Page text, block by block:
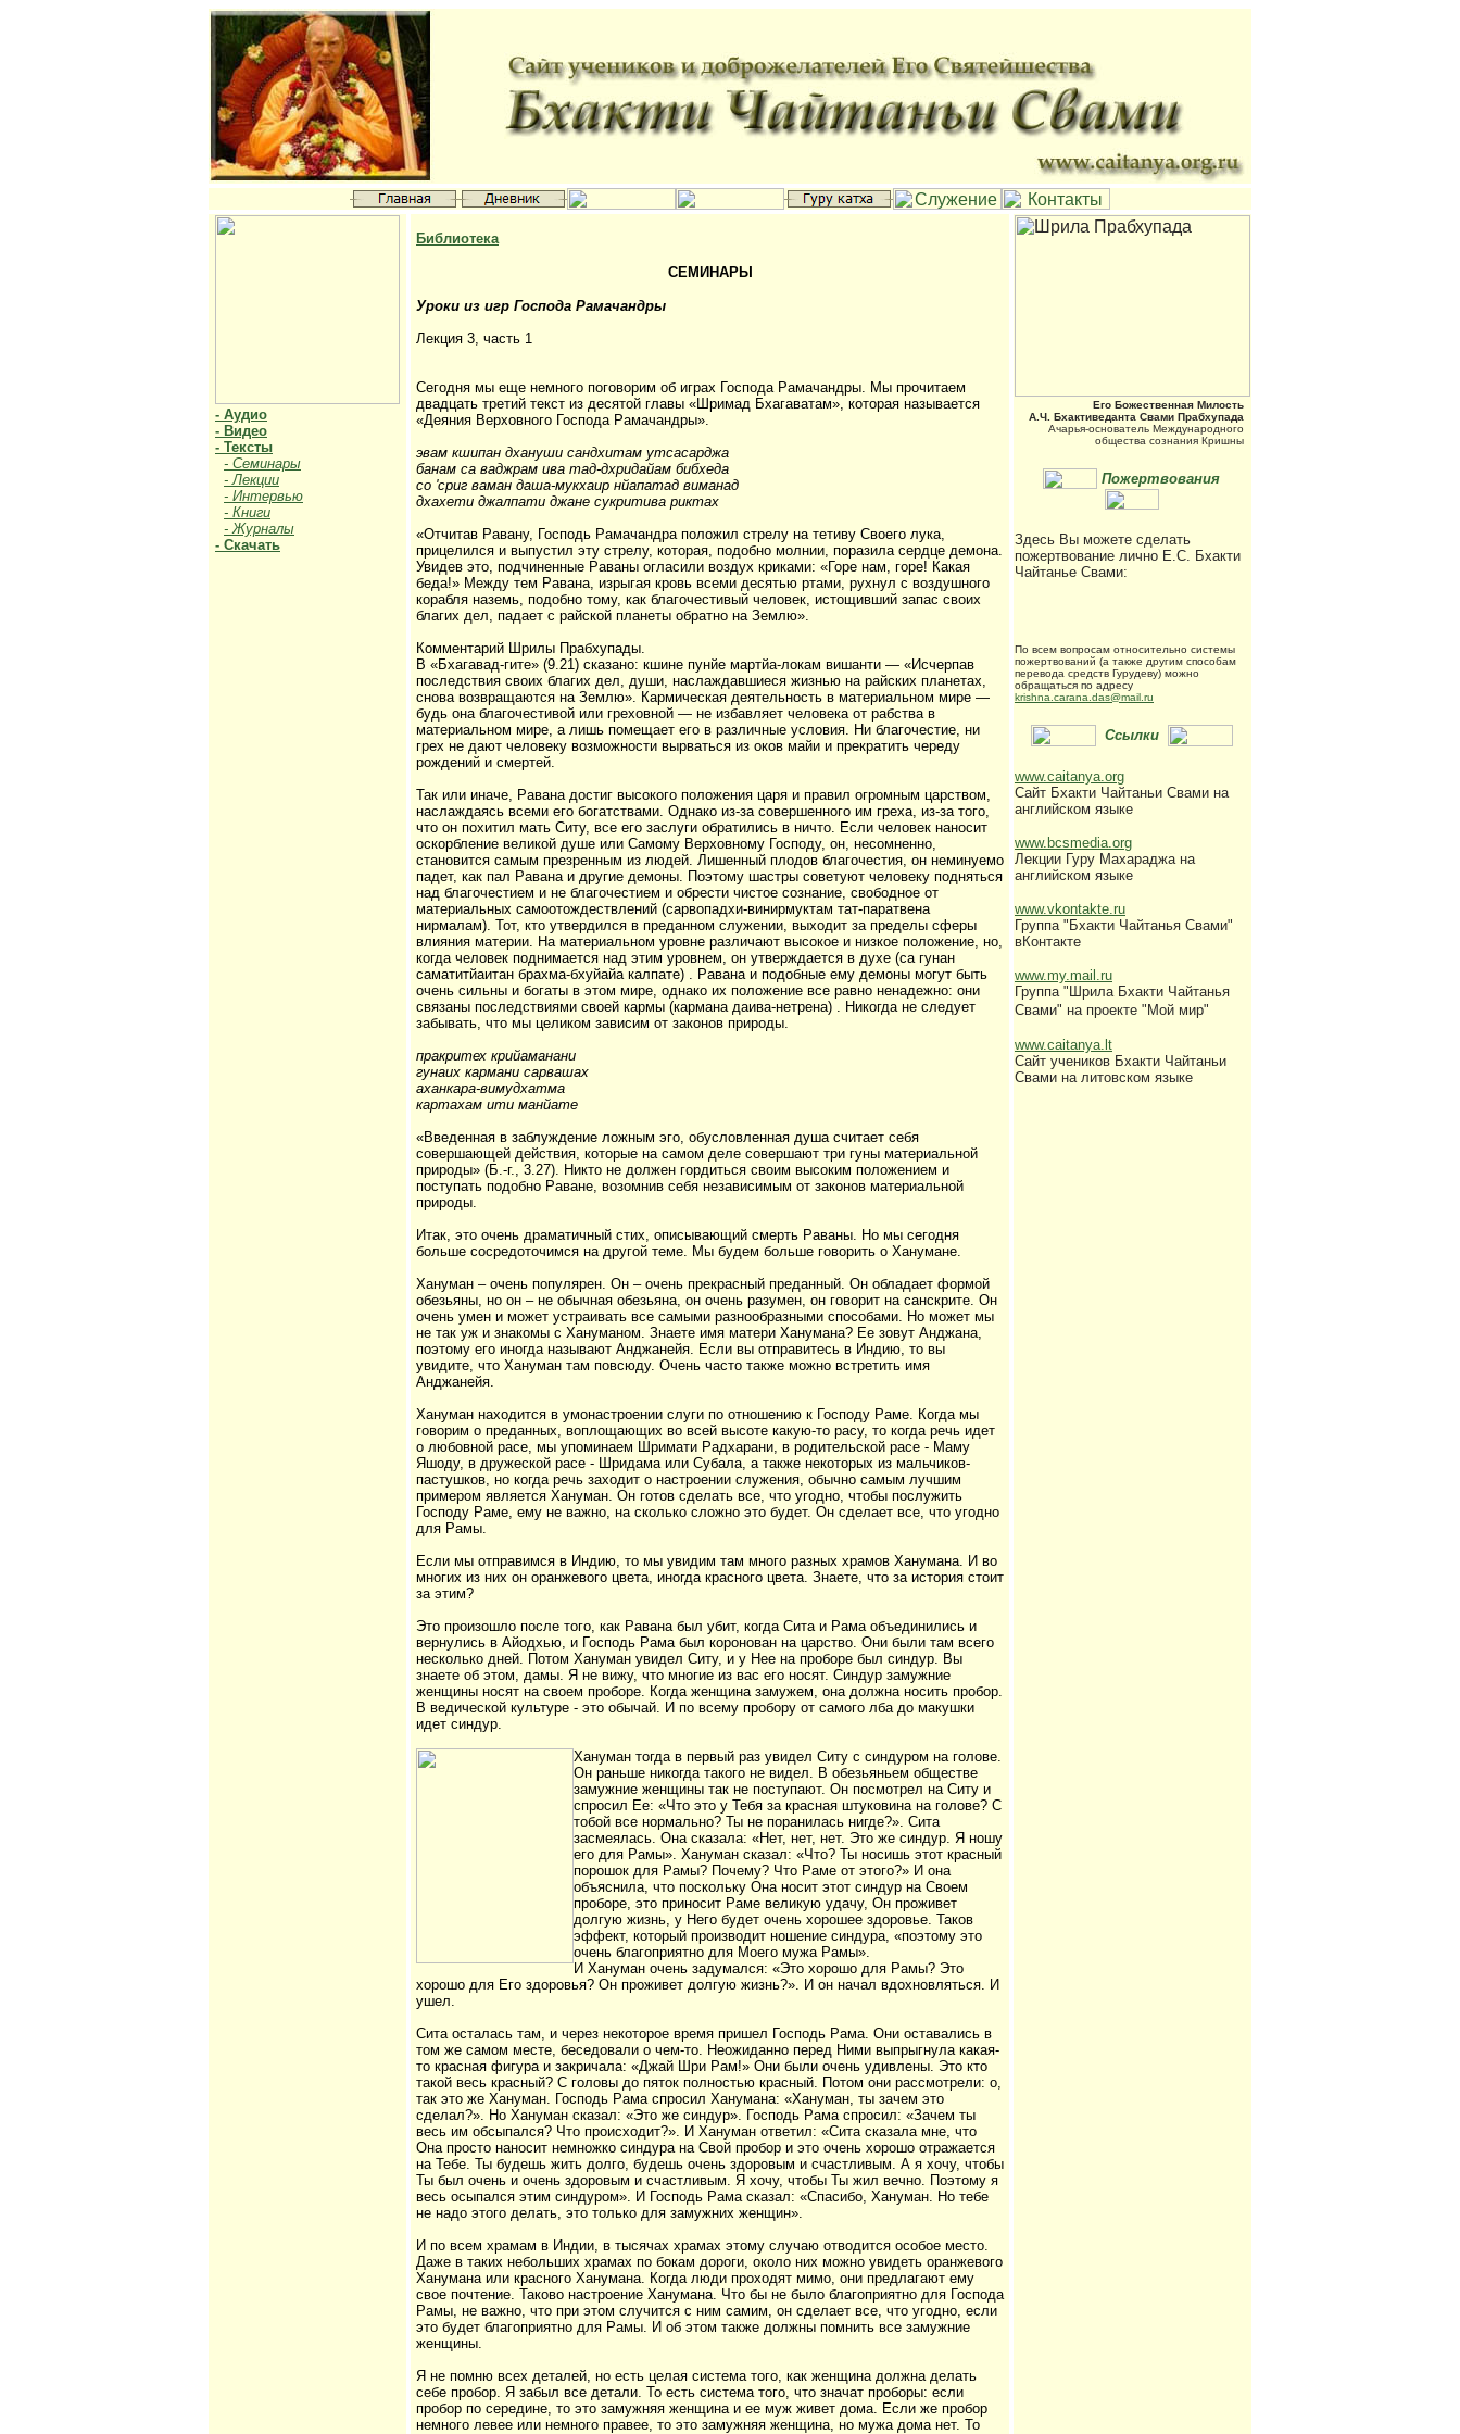
- Аудио
- Видео
- Тексты
- Семинары
- Лекции
- Интервью
- Книги
- Журналы
- Скачать
Библиотека
СЕМИНАРЫ
Уроки из игр Господа Рамачандры
Лекция 3, часть 1
Сегодня мы еще немного поговорим об играх Господа Рамачандры. Мы прочитаем
двадцать третий текст из десятой главы «Шримад Бхагаватам», которая называется
«Деяния Верховного Господа Рамачандры».
эвам кшипан дхануши сандхитам утсасарджа
банам са ваджрам ива тад-дхридайам бибхеда
со 'сриг ваман даша-мукхаир нйапатад виманад
дхахети джалпати джане сукритива риктах
«Отчитав Равану, Господь Рамачандра положил стрелу на тетиву Своего лука,
прицелился и выпустил эту стрелу, которая, подобно молнии, поразила сердце демона.
Увидев это, подчиненные Раваны огласили воздух криками: «Горе нам, горе! Какая
беда!» Между тем Равана, изрыгая кровь всеми десятью ртами, рухнул с воздушного
корабля наземь, подобно тому, как благочестивый человек, истощивший запас своих
благих дел, падает с райской планеты обратно на Землю».
Комментарий Шрилы Прабхупады.
В «Бхагавад-гите» (9.21) сказано: кшине пунйе мартйа-локам вишанти — «Исчерпав
последствия своих благих дел, души, наслаждавшиеся жизнью на райских планетах,
снова возвращаются на Землю». Кармическая деятельность в материальном мире —
будь она благочестивой или греховной — не избавляет человека от рабства в
материальном мире, а лишь помещает его в различные условия. Ни благочестие, ни
грех не дают человеку возможности вырваться из оков майи и прекратить череду
рождений и смертей.
Так или иначе, Равана достиг высокого положения царя и правил огромным царством,
наслаждаясь всеми его богатствами. Однако из-за совершенного им греха, из-за того,
что он похитил мать Ситу, все его заслуги обратились в ничто. Если человек наносит
оскорбление великой душе или Самому Верховному Господу, он, несомненно,
становится самым презренным из людей. Лишенный плодов благочестия, он неминуемо
падет, как пал Равана и другие демоны. Поэтому шастры советуют человеку подняться
над благочестием и не благочестием и обрести чистое сознание, свободное от
материальных самоотождествлений (сарвопадхи-винирмуктам тат-паратвена
нирмалам). Тот, кто утвердился в преданном служении, выходит за пределы сферы
влияния материи. На материальном уровне различают высокое и низкое положение, но,
когда человек поднимается над этим уровнем, он утверждается в духе (са гунан
саматитйаитан брахма-бхуйайа калпате) . Равана и подобные ему демоны могут быть
очень сильны и богаты в этом мире, однако их положение все равно ненадежно: они
связаны последствиями своей кармы (кармана даива-нетрена) . Никогда не следует
забывать, что мы целиком зависим от законов природы.
пракритех крийаманани
гунаих кармани сарвашах
аханкара-вимудхатма
картахам ити манйате
«Введенная в заблуждение ложным эго, обусловленная душа считает себя
совершающей действия, которые на самом деле совершают три гуны материальной
природы» (Б.-г., 3.27). Никто не должен гордиться своим высоким положением и
поступать подобно Раване, возомнив себя независимым от законов материальной
природы.
Итак, это очень драматичный стих, описывающий смерть Раваны. Но мы сегодня
больше сосредоточимся на другой теме. Мы будем больше говорить о Ханумане.
Хануман – очень популярен. Он – очень прекрасный преданный. Он обладает формой
обезьяны, но он – не обычная обезьяна, он очень разумен, он говорит на санскрите. Он
очень умен и может устраивать все самыми разнообразными способами. Но может мы
не так уж и знакомы с Хануманом. Знаете имя матери Ханумана? Ее зовут Анджана,
поэтому его иногда называют Анджанейя. Если вы отправитесь в Индию, то вы
увидите, что Хануман там повсюду. Очень часто также можно встретить имя
Анджанейя.
Хануман находится в умонастроении слуги по отношению к Господу Раме. Когда мы
говорим о преданных, воплощающих во всей высоте какую-то расу, то когда речь идет
о любовной расе, мы упоминаем Шримати Радхарани, в родительской расе - Маму
Яшоду, в дружеской расе - Шридама или Субала, а также некоторых из мальчиков-
пастушков, но когда речь заходит о настроении служения, обычно самым лучшим
примером является Хануман. Он готов сделать все, что угодно, чтобы послужить
Господу Раме, ему не важно, на сколько сложно это будет. Он сделает все, что угодно
для Рамы.
Если мы отправимся в Индию, то мы увидим там много разных храмов Ханумана. И во
многих из них он оранжевого цвета, иногда красного цвета. Знаете, что за история стоит
за этим?
Это произошло после того, как Равана был убит, когда Сита и Рама объединились и
вернулись в Айодхью, и Господь Рама был коронован на царство. Они были там всего
несколько дней. Потом Хануман увидел Ситу, и у Нее на проборе был синдур. Вы
знаете об этом, дамы. Я не вижу, что многие из вас его носят. Синдур замужние
женщины носят на своем проборе. Когда женщина замужем, она должна носить пробор.
В ведической культуре - это обычай. И по всему пробору от самого лба до макушки
идет синдур.
Хануман тогда в первый раз увидел Ситу с синдуром на голове.
Он раньше никогда такого не видел. В обезьяньем обществе
замужние женщины так не поступают. Он посмотрел на Ситу и
спросил Ее: «Что это у Тебя за красная штуковина на голове? С
тобой все нормально? Ты не поранилась нигде?». Сита
засмеялась. Она сказала: «Нет, нет, нет. Это же синдур. Я ношу
его для Рамы». Хануман сказал: «Что? Ты носишь этот красный
порошок для Рамы? Почему? Что Раме от этого?» И она
объяснила, что поскольку Она носит этот синдур на Своем
проборе, это приносит Раме великую удачу, Он проживет
долгую жизнь, у Него будет очень хорошее здоровье. Таков
эффект, который производит ношение синдура, «поэтому это
очень благоприятно для Моего мужа Рамы».
И Хануман очень задумался: «Это хорошо для Рамы? Это
хорошо для Его здоровья? Он проживет долгую жизнь?». И он начал вдохновляться. И
ушел.
Сита осталась там, и через некоторое время пришел Господь Рама. Они оставались в
том же самом месте, беседовали о чем-то. Неожиданно перед Ними выпрыгнула какая-
то красная фигура и закричала: «Джай Шри Рам!» Они были очень удивлены. Это кто
такой весь красный? С головы до пяток полностью красный. Потом они рассмотрели: о,
так это же Хануман. Господь Рама спросил Ханумана: «Хануман, ты зачем это
сделал?». Но Хануман сказал: «Это же синдур». Господь Рама спросил: «Зачем ты
весь им обсыпался? Что происходит?». И Хануман ответил: «Сита сказала мне, что
Она просто наносит немножко синдура на Свой пробор и это очень хорошо отражается
на Тебе. Ты будешь жить долго, будешь очень здоровым и счастливым. А я хочу, чтобы
Ты был очень и очень здоровым и счастливым. Я хочу, чтобы Ты жил вечно. Поэтому я
весь осыпался этим синдуром». И Господь Рама сказал: «Спасибо, Хануман. Но тебе
не надо этого делать, это только для замужних женщин».
И по всем храмам в Индии, в тысячах храмах этому случаю отводится особое место.
Даже в таких небольших храмах по бокам дороги, около них можно увидеть оранжевого
Ханумана или красного Ханумана. Когда люди проходят мимо, они предлагают ему
свое почтение. Таково настроение Ханумана. Что бы не было благоприятно для Господа
Рамы, не важно, что при этом случится с ним самим, он сделает все, что угодно, если
это будет благоприятно для Рамы. И об этом также должны помнить все замужние
женщины.
Я не помню всех деталей, но есть целая система того, как женщина должна делать
себе пробор. Я забыл все детали. То есть система того, что значат проборы: если
пробор по середине, то это замужняя женщина и ее муж живет дома. Если же пробор
немного левее или немного правее, то это замужняя женщина, но мужа дома нет. То
Его Божественная Милость
А.Ч. Бхактиведанта Свами Прабхупада
Ачарья-основатель Международного
общества сознания Кришны
Пожертвования
Здесь Вы можете сделать
пожертвование лично Е.С. Бхакти
Чайтанье Свами:
По всем вопросам относительно системы
пожертвований (а также другим способам
перевода средств Гурудеву) можно
обращаться по адресу
krishna.carana.das@mail.ru
Ссылки
www.caitanya.org
Сайт Бхакти Чайтаньи Свами на
английском языке
www.bcsmedia.org
Лекции Гуру Махараджа на
английском языке
www.vkontakte.ru
Группа "Бхакти Чайтанья Свами"
вКонтакте
www.my.mail.ru
Группа "Шрила Бхакти Чайтанья
Свами" на проекте "Мой мир"
www.caitanya.lt
Сайт учеников Бхакти Чайтаньи
Свами на литовском языке